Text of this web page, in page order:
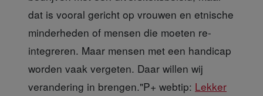
dat is vooral gericht op vrouwen en etnische
minderheden of mensen die moeten re-
integreren. Maar mensen met een handicap
worden vaak vergeten. Daar willen wij
verandering in brengen."P+ webtip: Lekker